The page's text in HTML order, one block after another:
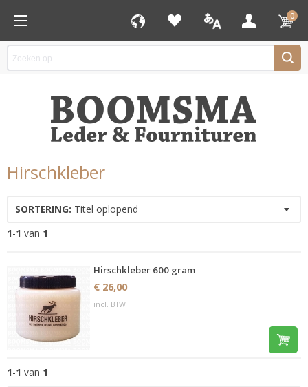
0
Hirschkleber
SORTERING: Titel oplopend
1-1 van 1
Hirschkleber 600 gram
€ 26,00
incl. BTW
1-1 van 1